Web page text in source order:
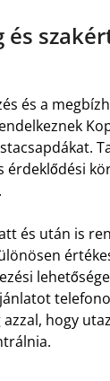
és a
és után is
hogy